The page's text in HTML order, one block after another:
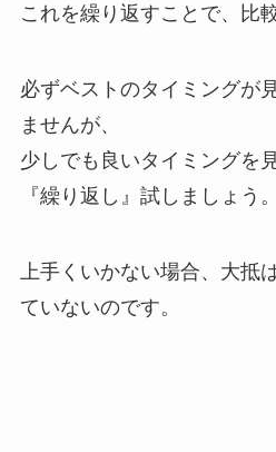
これを繰り返すことで、比
必ずベストのタイミングが
ませんが、
少しでも良いタイミングを
『繰り返し』試しましょう。
上手くいかない場合、大抵
ていないのです。